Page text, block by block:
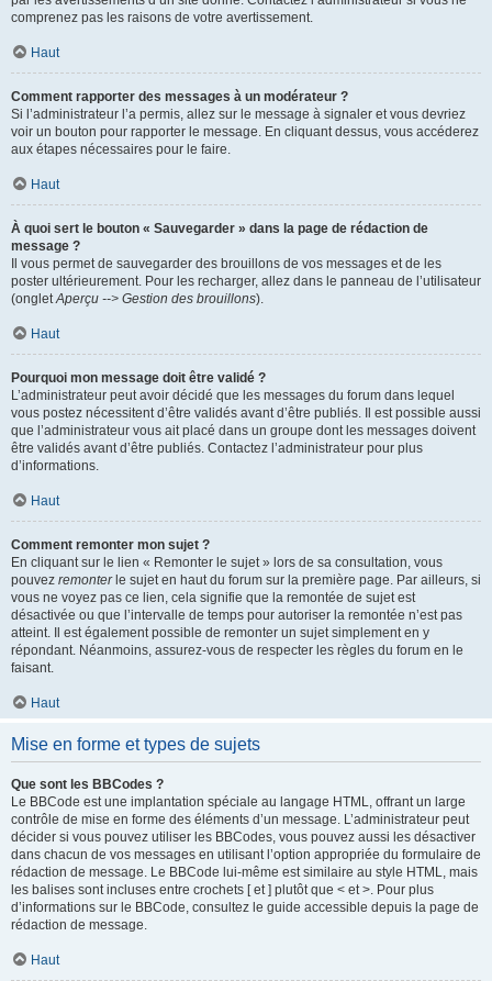
comprenez pas les raisons de votre avertissement.
Haut
Comment rapporter des messages à un modérateur ?
Si l’administrateur l’a permis, allez sur le message à signaler et vous devriez
voir un bouton pour rapporter le message. En cliquant dessus, vous accéderez
aux étapes nécessaires pour le faire.
Haut
À quoi sert le bouton « Sauvegarder » dans la page de rédaction de
message ?
Il vous permet de sauvegarder des brouillons de vos messages et de les
poster ultérieurement. Pour les recharger, allez dans le panneau de l’utilisateur
(ongletAperçu --> Gestion des brouillons).
Haut
Pourquoi mon message doit être validé ?
L’administrateur peut avoir décidé que les messages du forum dans lequel
vous postez nécessitent d’être validés avant d’être publiés. Il est possible aussi
que l’administrateur vous ait placé dans un groupe dont les messages doivent
être validés avant d’être publiés. Contactez l’administrateur pour plus
d’informations.
Haut
Comment remonter mon sujet ?
En cliquant sur le lien « Remonter le sujet » lors de sa consultation, vous
pouvez remonterle sujet en haut du forum sur la première page. Par ailleurs, si
vous ne voyez pas ce lien, cela signifie que la remontée de sujet est
désactivée ou que l’intervalle de temps pour autoriser la remontée n’est pas
atteint. Il est également possible de remonter un sujet simplement en y
répondant. Néanmoins, assurez-vous de respecter les règles du forum en le
faisant.
Haut
Mise en forme et types de sujets
Que sont les BBCodes ?
Le BBCode est une implantation spéciale au langage HTML, offrant un large
contrôle de mise en forme des éléments d’un message. L’administrateur peut
décider si vous pouvez utiliser les BBCodes, vous pouvez aussi les désactiver
dans chacun de vos messages en utilisant l’option appropriée du formulaire de
rédaction de message. Le BBCode lui-même est similaire au style HTML, mais
les balises sont incluses entre crochets [ et ] plutôt que < et >. Pour plus
d’informations sur le BBCode, consultez le guide accessible depuis la page de
rédaction de message.
Haut